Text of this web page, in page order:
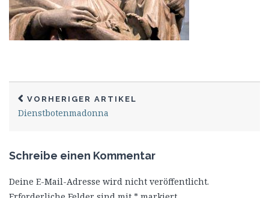
VORHERIGER ARTIKEL
Dienstbotenmadonna
Schreibe einen Kommentar
Deine E-Mail-Adresse wird nicht veröffentlicht.